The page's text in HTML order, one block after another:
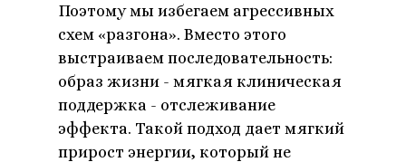
Поэтому мы избегаем агрессивных
схем «разгона». Вместо этого
выстраиваем последовательность:
образ жизни - мягкая клиническая
поддержка - отслеживание
эффекта. Такой подход дает мягкий
прирост энергии, который не